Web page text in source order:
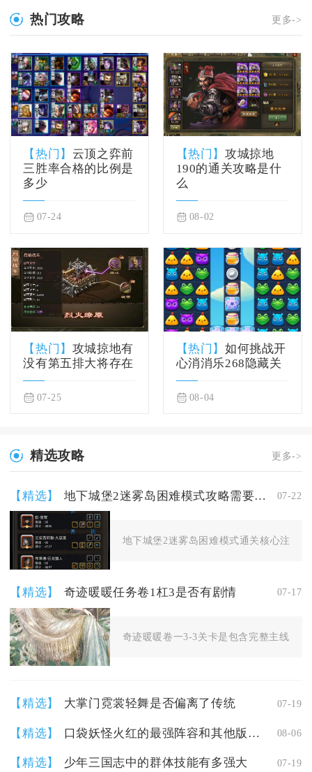
热门攻略 更多->
【热门】 云顶之弈前
三胜率合格的比例是
多少
07-24
【热门】攻城掠地
190的通关攻略是什
么
08-02
【热门】 攻城掠地有
没有第五排大将存在
07-25
【热门】如何挑战开
心消消乐268隐藏关
08-04
精选攻略 更多->
【精选】 地下城堡2迷雾岛困难模式攻略需要注意什么 07-22
地下城堡2迷雾岛困难模式通关核心注意
【精选】 奇迹暖暖任务卷1杠3是否有剧情 07-17
奇迹暖暖卷一3-3关卡是包含完整主线剧
【精选】 大掌门霓裳轻舞是否偏离了传统 07-19
【精选】 口袋妖怪火红的最强阵容和其他版本有何不同 08-06
【精选】 少年三国志中的群体技能有多强大 07-19